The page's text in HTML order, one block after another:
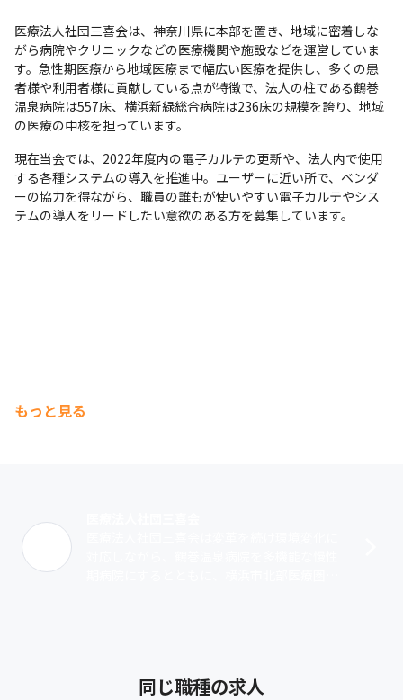
医療法人社団三喜会は、神奈川県に本部を置き、地域に密着しな
がら病院やクリニックなどの医療機関や施設などを運営していま
す。急性期医療から地域医療まで幅広い医療を提供し、多くの患
者様や利用者様に貢献している点が特徴で、法人の柱である鶴巻
温泉病院は557床、横浜新緑総合病院は236床の規模を誇り、地域
の医療の中核を担っています。
現在当会では、2022年度内の電子カルテの更新や、法人内で使用
する各種システムの導入を推進中。ユーザーに近い所で、ベンダ
ーの協力を得ながら、職員の誰もが使いやすい電子カルテやシス
テムの導入をリードしたい意欲のある方を募集しています。
もっと見る
同じ職種の求人